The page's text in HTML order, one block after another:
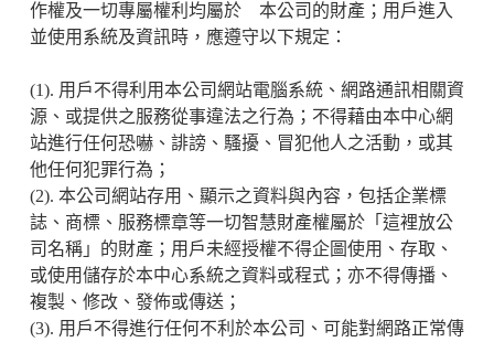
作權及一切專屬權利均屬於 本公司的財產；用戶進入
並使用系統及資訊時，應遵守以下規定：
(1). 用戶不得利用本公司網站電腦系統、網路通訊相關資
源、或提供之服務從事違法之行為；不得藉由本中心網
站進行任何恐嚇、誹謗、騷擾、冒犯他人之活動，或其
他任何犯罪行為；
(2). 本公司網站存用、顯示之資料與內容，包括企業標
誌、商標、服務標章等一切智慧財產權屬於「這裡放公
司名稱」的財產；用戶未經授權不得企圖使用、存取、
或使用儲存於本中心系統之資料或程式；亦不得傳播、
複製、修改、發佈或傳送；
(3). 用戶不得進行任何不利於本公司、可能對網路正常傳